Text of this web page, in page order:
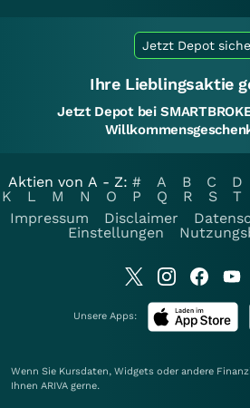
Jetzt Depot
Ihre Lieblingsaktie
Jetzt Depot bei
Aktien von A - Z: # A B C D
K
L M N O P Q R S T
Impressum
Disclaimer
Einstellungen
Unsere Apps:
Wenn Sie Kursdaten, Widgets oder andere
Ihnen ARIVA gerne.